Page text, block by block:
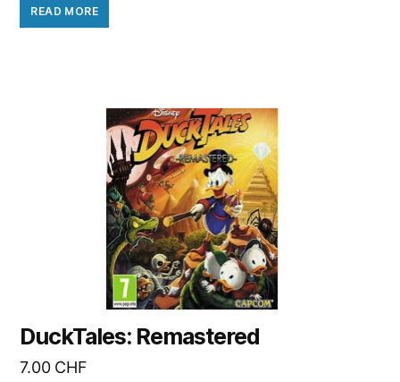
READ MORE
DuckTales: Remastered
7.00 CHF